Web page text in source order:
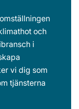
och
i
vi dig som
tjänsterna